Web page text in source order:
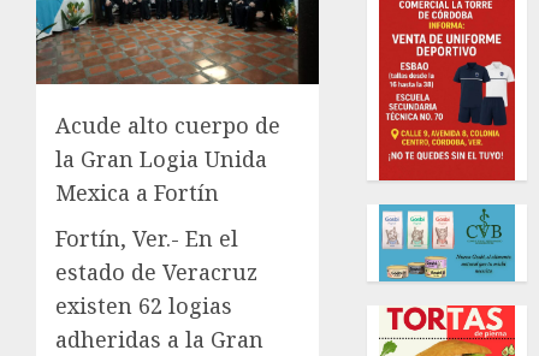
Acude alto cuerpo de
la Gran Logia Unida
Mexica a Fortín
Fortín, Ver.- En el
estado de Veracruz
existen 62 logias
adheridas a la Gran